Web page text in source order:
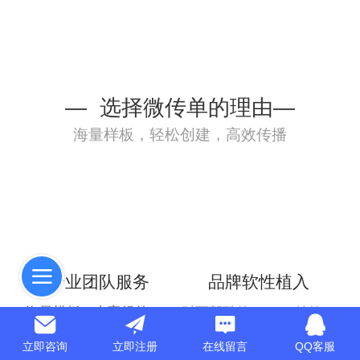
— 选择微传单的理由—
海量样板，轻松创建，高效传播
专业团队服务
海量模板，丰富组件，
像搭积木一样创建，
时下新酷的HTML5特效，
让您的企业和产品
品牌软性植入
立即咨询 立即注册 在线留言 QQ客服